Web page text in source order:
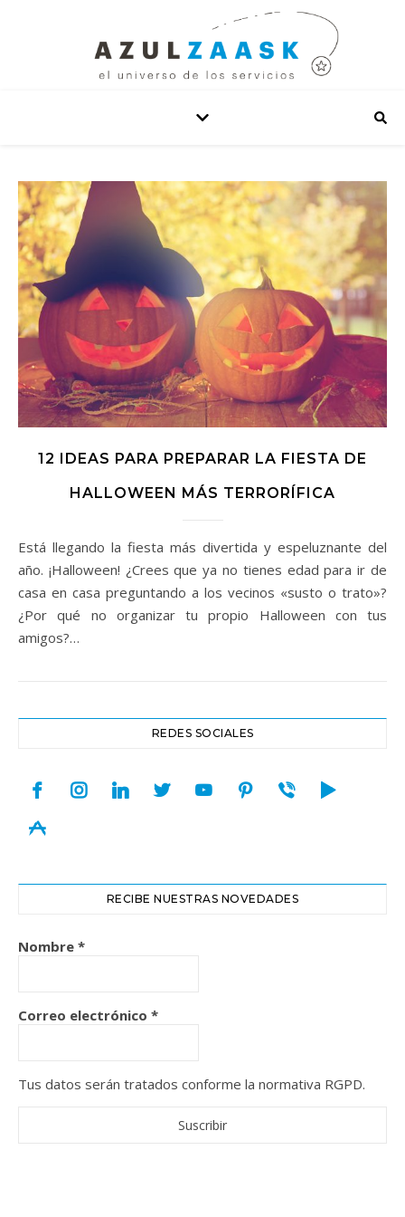
12 IDEAS PARA PREPARAR LA FIESTA DE
HALLOWEEN MÁS TERRORÍFICA
Está llegando la fiesta más divertida y espeluznante del
año. ¡Halloween! ¿Crees que ya no tienes edad para ir de
casa en casa preguntando a los vecinos «susto o trato»?
¿Por qué no organizar tu propio Halloween con tus
amigos?…
REDES SOCIALES
facebookinstagramlinkedintwitteryoutubepinterest
viber play
appstore
RECIBE NUESTRAS NOVEDADES
Nombre *
Correo electrónico *
Tus datos serán tratados conforme la normativa RGPD.